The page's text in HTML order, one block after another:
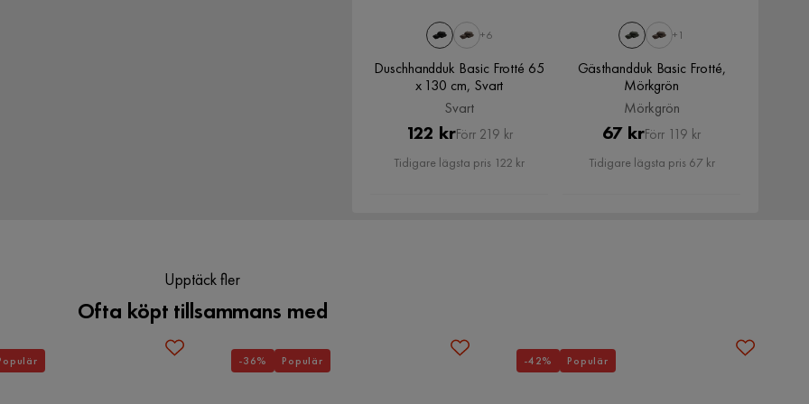
+6
Duschhandduk Basic Frotté 65
x 130 cm, Svart
Svart
Pris
122 krOriginal
Pris
Förr 219 kr
Tidigare lägsta pris 122 kr
+1
Gästhandduk Basic Frotté,
Mörkgrön
Mörkgrön
Pris
67 kr Original
Pris
Förr 119 kr
Tidigare lägsta pris 67 kr
Upptäck fler
Ofta köpt tillsammans med
-36% Populär -42% Populär